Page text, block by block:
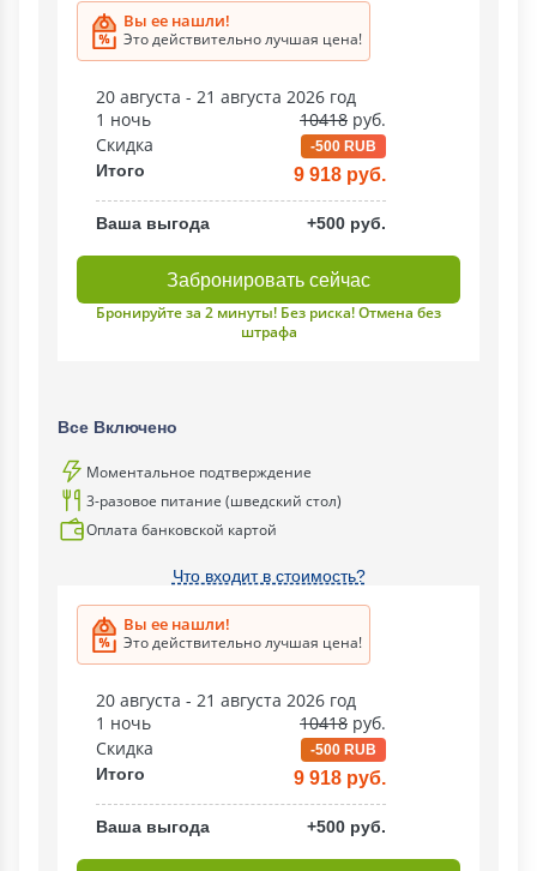
Вы ее нашли!
Это действительно лучшая цена!
20 августа - 21 августа 2026 год
1 ночь
10418 руб.
Скидка
-500 RUB
Итого 9 918 руб.
Ваша выгода +500 руб.
Забронировать сейчас
Бронируйте за 2 минуты! Без риска! Отмена без
штрафа
Все Включено
Моментальное подтверждение
3-разовое питание (шведский стол)
Оплата банковской картой
Что входит в стоимость?
Вы ее нашли!
Это действительно лучшая цена!
20 августа - 21 августа 2026 год
1 ночь
10418 руб.
Скидка
-500 RUB
Итого 9 918 руб.
Ваша выгода +500 руб.